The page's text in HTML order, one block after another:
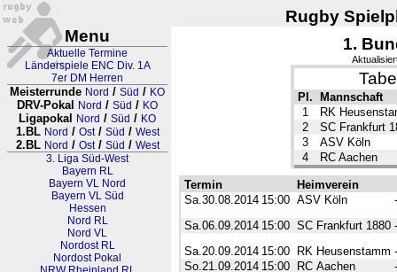
Rugby
Menu
Aktuelle Termine
Länderspiele ENC Div. 1A
7er DM Herren
Meisterrunde Nord / Süd / KO
DRV-Pokal Nord / Süd / KO
Ligapokal Nord / Süd / KO
1.BL Nord / Ost/ Süd / West
2.BL Nord / Ost/ Süd / West
3. Liga Süd-West
Bayern RL
Bayern VL Nord
Bayern VL Süd
Hessen
Nord RL
Nord VL
Nordost RL
Nordost Pokal
1.
Pl.
Mannschaft
1
RK
2
SC Frankfurt
3
ASV Köln
4
RC Aachen
Termin
Heimverein
Sa.30.08.2014 15:00 ASV Köln
-
Sa.06.09.2014 15:00 SC Frankfurt 1880 -
Sa.20.09.2014 15:00 RK Heusenstamm -
So.21.09.2014 15:00 RC Aachen
-